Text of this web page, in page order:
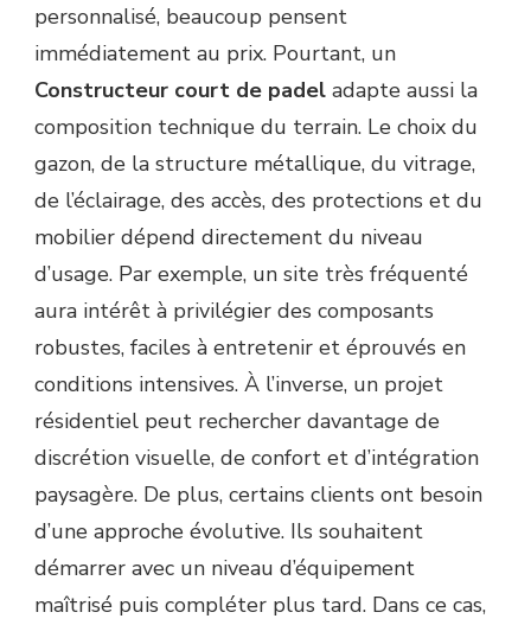
personnalisé, beaucoup pensent
immédiatement au prix. Pourtant, un
Constructeur court de padel adapte aussi la
composition technique du terrain. Le choix du
gazon, de la structure métallique, du vitrage,
de l’éclairage, des accès, des protections et du
mobilier dépend directement du niveau
d’usage. Par exemple, un site très fréquenté
aura intérêt à privilégier des composants
robustes, faciles à entretenir et éprouvés en
conditions intensives. À l’inverse, un projet
résidentiel peut rechercher davantage de
discrétion visuelle, de confort et d’intégration
paysagère. De plus, certains clients ont besoin
d’une approche évolutive. Ils souhaitent
démarrer avec un niveau d’équipement
maîtrisé puis compléter plus tard. Dans ce cas,